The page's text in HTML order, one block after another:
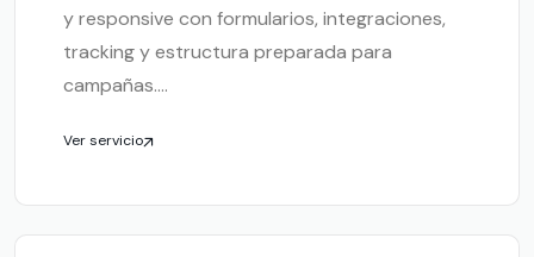
y responsive con formularios, integraciones,
tracking y estructura preparada para
campañas....
Ver servicio